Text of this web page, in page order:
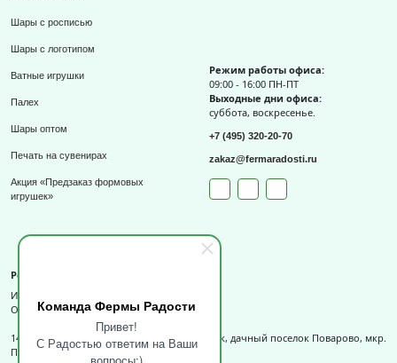
Команда Фермы Радости
Привет!
С Радостью ответим на Ваши
Шары с росписью
Шары с логотипом
Ватные игрушки
Палех
Шары оптом
Печать на сувенирах
Акция «Предзаказ формовых
игрушек»
Режим работы офиса:
09:00 - 16:00 ПН-ПТ
Выходные дни офиса:
суббота, воскресенье.
+7 (495) 320-20-70
zakaz@fermaradosti.ru
Реквизиты
ИП Слизов Е.П.
ОГРНИП: 324508100709727,
141540, Московская обл., г.о. Солнечногорск, дачный поселок Поварово, мкр.
Поваровка, д.12, к.1.